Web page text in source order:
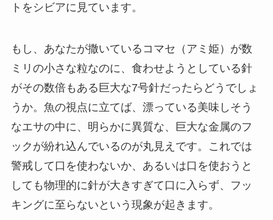
トをシビアに見ています。
もし、あなたが撒いているコマセ（アミ姫）が数
ミリの小さな粒なのに、食わせようとしている針
がその数倍もある巨大な7号針だったらどうでしょ
うか。魚の視点に立てば、漂っている美味しそう
なエサの中に、明らかに異質な、巨大な金属のフ
ックが紛れ込んでいるのが丸見えです。これでは
警戒して口を使わないか、あるいは口を使おうと
しても物理的に針が大きすぎて口に入らず、フッ
キングに至らないという現象が起きます。